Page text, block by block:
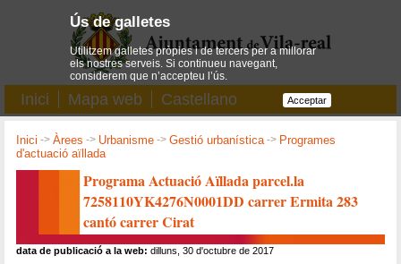
Inici Mapa web Castellano
Inici ->Àrees -> Urbanisme ->Gestió urbanística-> Programes
d'actuació aïllada
Programa Actuació Aïllada parcel.la
7258110YK4276N0001DD carrer Ermita 283
cantó carrer Cirat
data de publicació a la web: dilluns, 30 d'octubre de 2017
Ús de galletes
Utilitzem galletes pròpies i de tercers per a millorar
els nostres serveis. Si continueu navegant,
considerem que n’accepteu l’ús.
Acceptar